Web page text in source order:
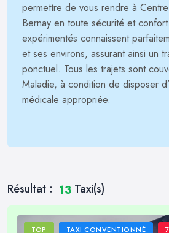
permettre de vous rendre à
Bernay en toute sécurité et
expérimentés connaissent
et ses environs, assurant ainsi un
ponctuel. Tous les trajets sont
Maladie, à condition de disposer
médicale appropriée.
Résultat : 13 Taxi(s)
TOP TAXI CONVENTIONNÉ